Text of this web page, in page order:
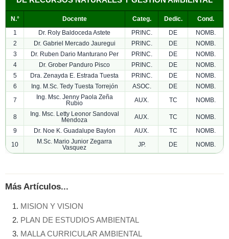
N.° Docente Categ. Dedic.
Cond.
1
Dr. Roly Baldoceda Astete PRINC. DE
NOMB.
2
Dr. Gabriel Mercado Jauregui PRINC. DE
NOMB.
3
Dr. Ruben Dario Manturano Per PRINC. DE
NOMB.
4
Dr. Grober Panduro Pisco PRINC. DE
NOMB.
5
Dra. Zenayda E. Estrada Tuesta PRINC. DE
NOMB.
6
Ing. M.Sc. Tedy Tuesta Torrejón ASOC. DE
NOMB.
7
Ing. Msc. Jenny Paola Zeña
Rubio
AUX. TC NOMB.
8
Ing. Msc. Letty Leonor Sandoval
Mendoza
AUX. TC
NOMB.
9
Dr. Noe K. Guadalupe Baylon AUX. TC
NOMB.
10
M.Sc. Mario Junior Zegarra
Vasquez
JP. DE NOMB.
Más Artículos...
MISION Y VISION
PLAN DE ESTUDIOS AMBIENTAL
MALLA CURRICULAR AMBIENTAL